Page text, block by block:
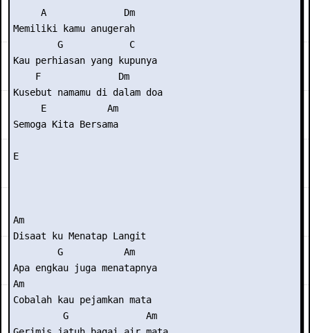
     A              Dm
Memiliki kamu anugerah
        G            C
Kau perhiasan yang kupunya
    F              Dm
Kusebut namamu di dalam doa
     E           Am
Semoga Kita Bersama
E
Am
Disaat ku Menatap Langit
        G           Am
Apa engkau juga menatapnya
Am
Cobalah kau pejamkan mata
         G              Am